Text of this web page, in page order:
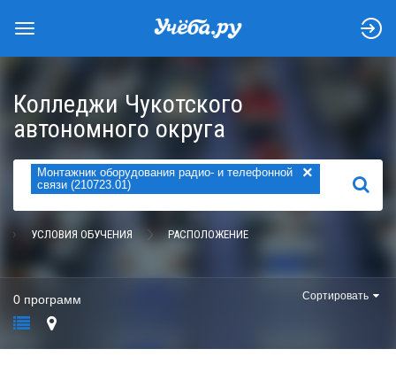
Колледжи Чукотского
автономного округа
Монтажник оборудования радио- и телефонной
связи (210723.01)
×
НАЙТИ
УСЛОВИЯ ОБУЧЕНИЯ РАСПОЛОЖЕНИЕ
0 программ Сортировать